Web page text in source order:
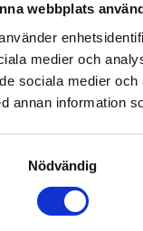
webbplats
medier och
sociala medier
annan information
Nödvändig